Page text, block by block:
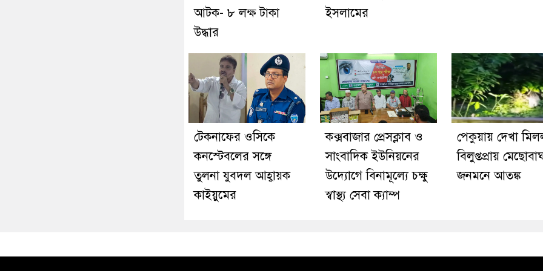
আটক- ৮ লক্ষ টাকা
উদ্ধার
ইসলামের
টেকনাফের ওসিকে
কনস্টেবলের সঙ্গে
তুলনা যুবদল আহ্বায়ক
কাইয়ুমের
কক্সবাজার প্রেসক্লাব ও
সাংবাদিক ইউনিয়নের
উদ্যোগে বিনামূল্যে চক্ষু
স্বাস্থ্য সেবা ক্যাম্প
পেকুয়ায় দেখা
বিলুপ্তপ্রায়
জনমনে আতঙ্ক